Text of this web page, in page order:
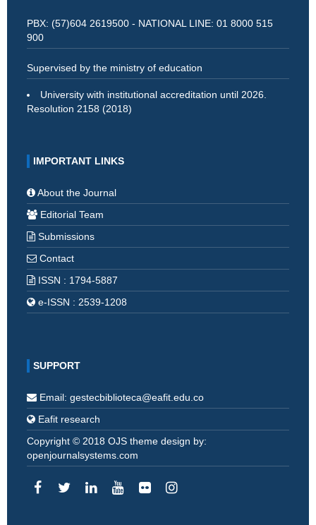
PBX: (57)604 2619500 - NATIONAL LINE: 01 8000 515
900
Supervised by the ministry of education
University with institutional accreditation until 2026.
Resolution 2158 (2018)
IMPORTANT LINKS
About the Journal
Editorial Team
Submissions
Contact
ISSN : 1794-5887
e-ISSN : 2539-1208
SUPPORT
Email: gestecbiblioteca@eafit.edu.co
Eafit research
Copyright © 2018 OJS theme design by:
openjournalsystems.com